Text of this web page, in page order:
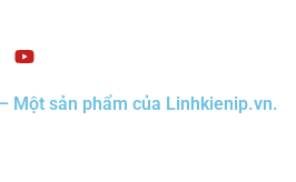
Một sản phẩm của Linhkienip.vn.